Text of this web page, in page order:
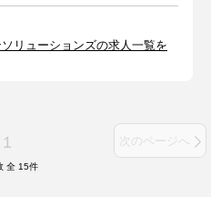
リューションズの求人一覧を
1 次のページへ
全 15件